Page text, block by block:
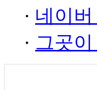
· 네이
· 그곳